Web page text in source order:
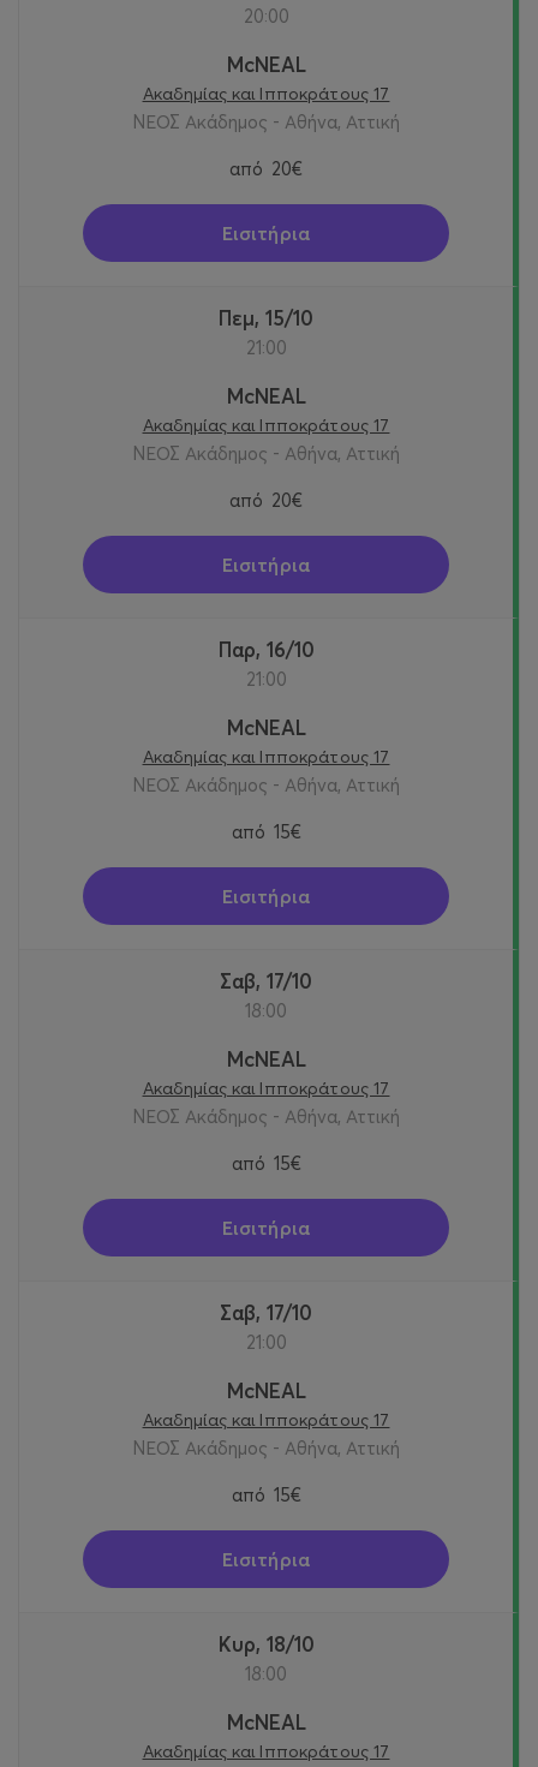
20:00
McNEAL
Ακαδημίας και Ιπποκράτους 17
ΝΕΟΣ Ακάδημος - Αθήνα, Αττική
από 20€
Εισιτήρια
Πεμ, 15/10
21:00
McNEAL
Ακαδημίας και Ιπποκράτους 17
ΝΕΟΣ Ακάδημος - Αθήνα, Αττική
από 20€
Εισιτήρια
Παρ, 16/10
21:00
McNEAL
Ακαδημίας και Ιπποκράτους 17
ΝΕΟΣ Ακάδημος - Αθήνα, Αττική
από 15€
Εισιτήρια
Σαβ, 17/10
18:00
McNEAL
Ακαδημίας και Ιπποκράτους 17
ΝΕΟΣ Ακάδημος - Αθήνα, Αττική
από 15€
Εισιτήρια
Σαβ, 17/10
21:00
McNEAL
Ακαδημίας και Ιπποκράτους 17
ΝΕΟΣ Ακάδημος - Αθήνα, Αττική
από 15€
Εισιτήρια
Κυρ, 18/10
18:00
McNEAL
Ακαδημίας και Ιπποκράτους 17